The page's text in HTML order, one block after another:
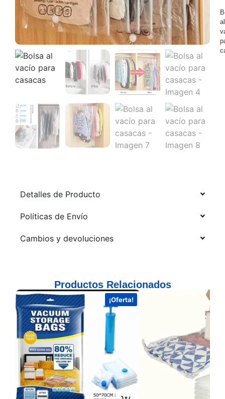
al
Detalles de Producto
Políticas de Envío
Cambios y devoluciones
Productos Relacionados
¡Oferta!